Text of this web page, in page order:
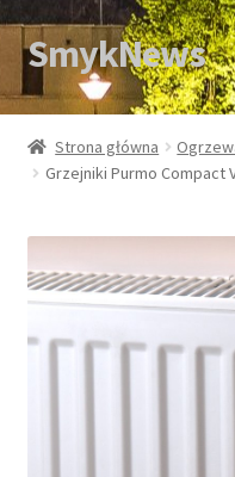
Przejdź
do
nawigacji
Przejdź
do
treści
SmykNews
Strona główna
Strona główna
Grzejniki Purmo Compact